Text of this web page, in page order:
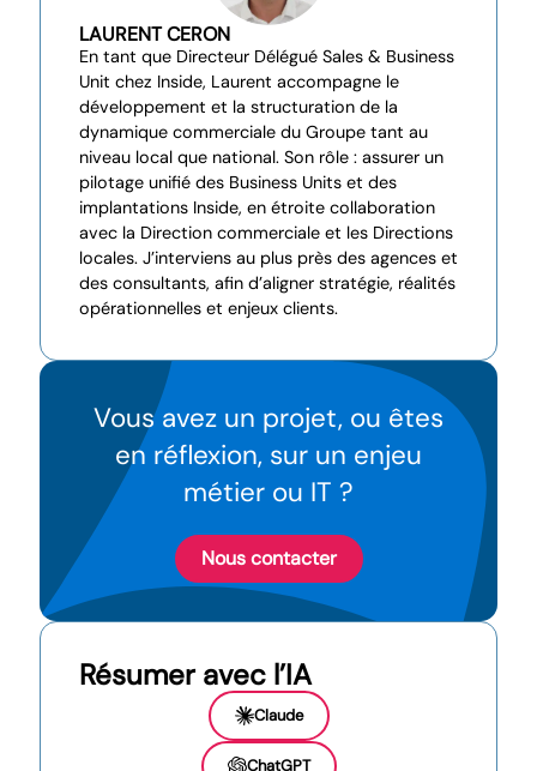
Vous avez un projet, ou êtes
en réflexion, sur un enjeu
métier ou IT ?
Nous contacter
Résumer avec l’IA
Claude
ChatGPT
LAURENT CERON
En tant que Directeur Délégué Sales & Business
Unit chez Inside, Laurent accompagne le
développement et la structuration de la
dynamique commerciale du Groupe tant au
niveau local que national. Son rôle : assurer un
pilotage unifié des Business Units et des
implantations Inside, en étroite collaboration
avec la Direction commerciale et les Directions
locales. J’interviens au plus près des agences et
des consultants, afin d’aligner stratégie, réalités
opérationnelles et enjeux clients.